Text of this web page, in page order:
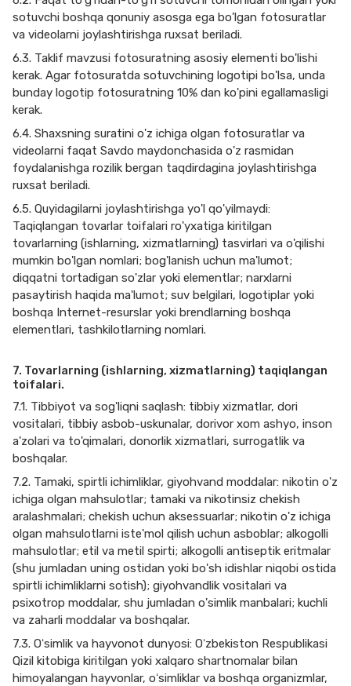
sotuvchi boshqa qonuniy asosga ega bo'lgan fotosuratlar
va videolarni joylashtirishga ruxsat beriladi.
6.3. Taklif mavzusi fotosuratning asosiy elementi bo'lishi
kerak. Agar fotosuratda sotuvchining logotipi bo'lsa, unda
bunday logotip fotosuratning 10% dan ko'pini egallamasligi
kerak.
6.4. Shaxsning suratini o'z ichiga olgan fotosuratlar va
videolarni faqat Savdo maydonchasida o'z rasmidan
foydalanishga rozilik bergan taqdirdagina joylashtirishga
ruxsat beriladi.
6.5. Quyidagilarni joylashtirishga yo'l qo'yilmaydi:
Taqiqlangan tovarlar toifalari ro'yxatiga kiritilgan
tovarlarning (ishlarning, xizmatlarning) tasvirlari va o'qilishi
mumkin bo'lgan nomlari; bog'lanish uchun ma'lumot;
diqqatni tortadigan so'zlar yoki elementlar; narxlarni
pasaytirish haqida ma'lumot; suv belgilari, logotiplar yoki
boshqa Internet-resurslar yoki brendlarning boshqa
elementlari, tashkilotlarning nomlari.
7. Tovarlarning (ishlarning, xizmatlarning) taqiqlangan
toifalari.
7.1. Tibbiyot va sog'liqni saqlash: tibbiy xizmatlar, dori
vositalari, tibbiy asbob-uskunalar, dorivor xom ashyo, inson
a'zolari va to'qimalari, donorlik xizmatlari, surrogatlik va
boshqalar.
7.2. Tamaki, spirtli ichimliklar, giyohvand moddalar: nikotin o'z
ichiga olgan mahsulotlar; tamaki va nikotinsiz chekish
aralashmalari; chekish uchun aksessuarlar; nikotin o'z ichiga
olgan mahsulotlarni iste'mol qilish uchun asboblar; alkogolli
mahsulotlar; etil va metil spirti; alkogolli antiseptik eritmalar
(shu jumladan uning ostidan yoki bo'sh idishlar niqobi ostida
spirtli ichimliklarni sotish); giyohvandlik vositalari va
psixotrop moddalar, shu jumladan o'simlik manbalari; kuchli
va zaharli moddalar va boshqalar.
7.3. Oʻsimlik va hayvonot dunyosi: Oʻzbekiston Respublikasi
Qizil kitobiga kiritilgan yoki xalqaro shartnomalar bilan
himoyalangan hayvonlar, oʻsimliklar va boshqa organizmlar,